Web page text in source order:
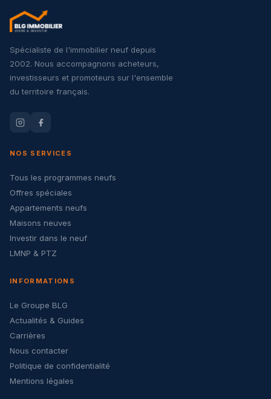
Spécialiste de l'immobilier neuf depuis
2002. Nous accompagnons acheteurs,
investisseurs et promoteurs sur l'ensemble
du territoire français.
NOS SERVICES
Tous les programmes neufs
Offres spéciales
Appartements neufs
Maisons neuves
Investir dans le neuf
LMNP & PTZ
INFORMATIONS
Le Groupe BLG
Actualités & Guides
Carrières
Nous contacter
Politique de confidentialité
Mentions légales